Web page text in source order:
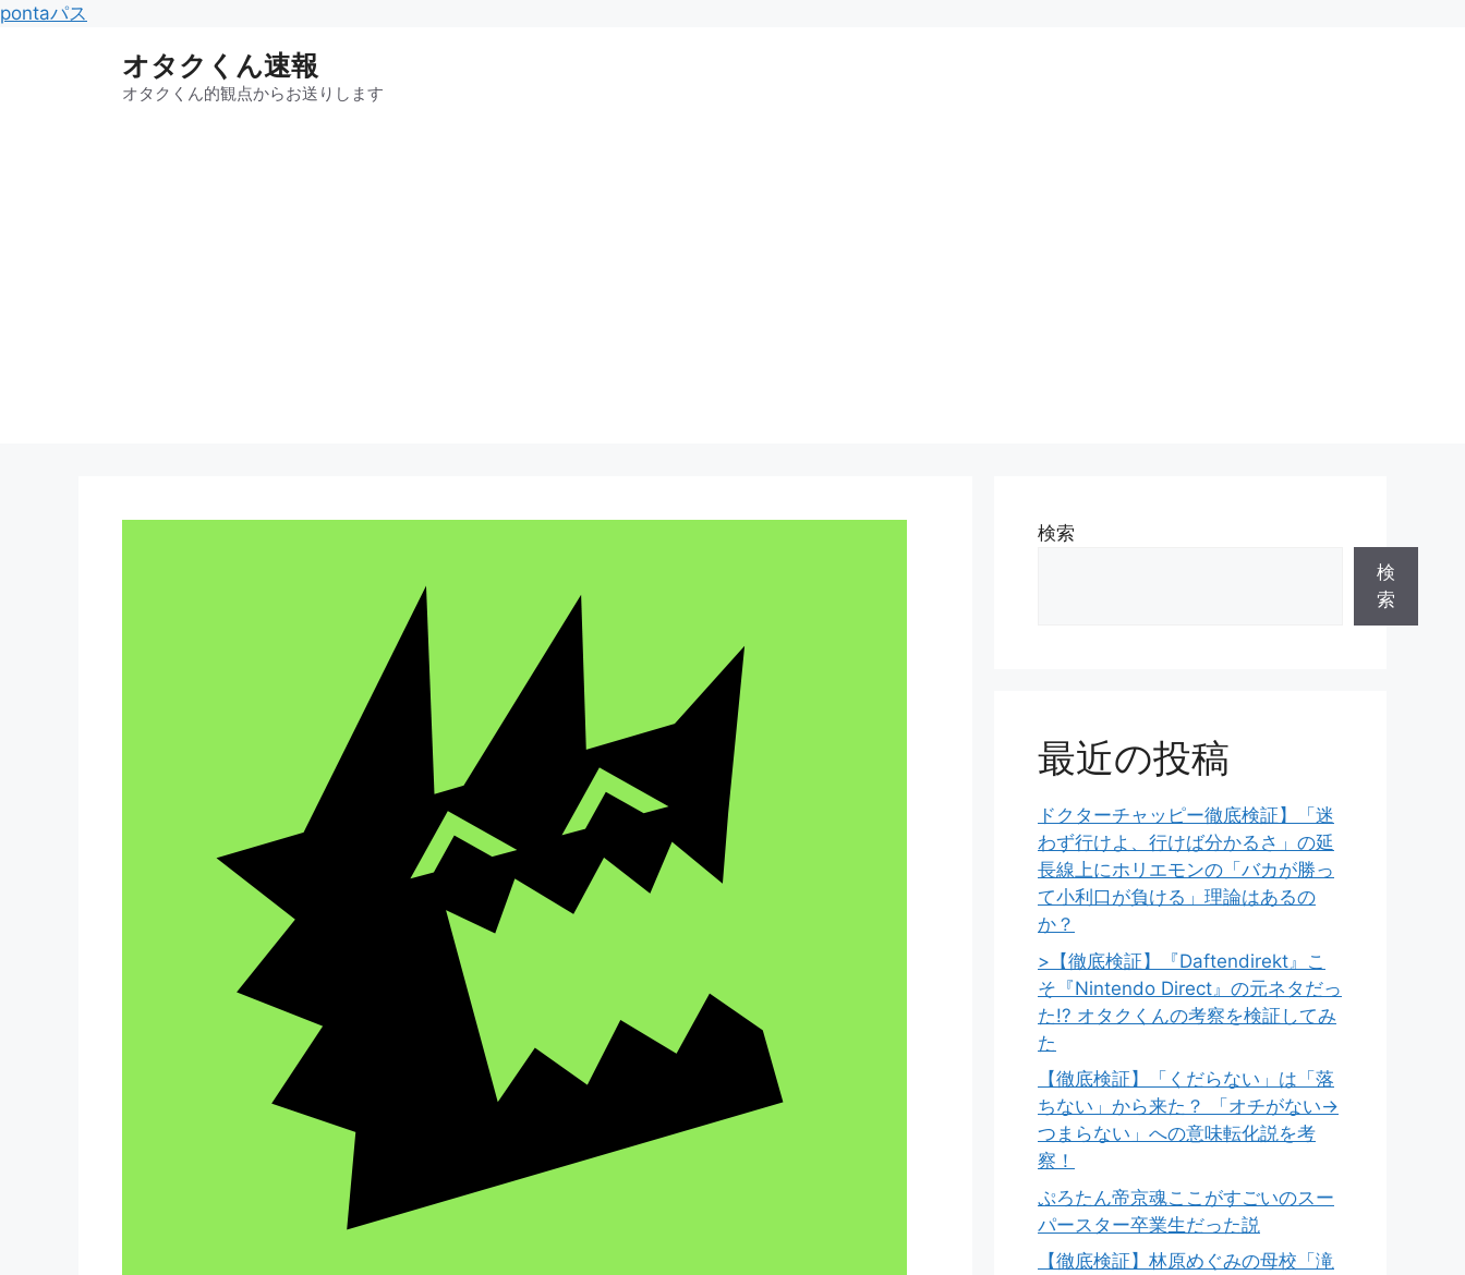
pontaパス
オタクくん速報
オタクくん的観点からお送りします
検索
検
索
最近の投稿
ドクターチャッピー徹底検証】「迷
わず行けよ、行けば分かるさ」の延
長線上にホリエモンの「バカが勝っ
て小利口が負ける」理論はあるの
か？
>【徹底検証】『Daftendirekt』こ
そ『Nintendo Direct』の元ネタだっ
た!? オタクくんの考察を検証してみ
た
【徹底検証】「くだらない」は「落
ちない」から来た？ 「オチがない→
つまらない」への意味転化説を考
察！
ぷろたん帝京魂ここがすごいのスー
パースター卒業生だった説
【徹底検証】林原めぐみの母校「滝